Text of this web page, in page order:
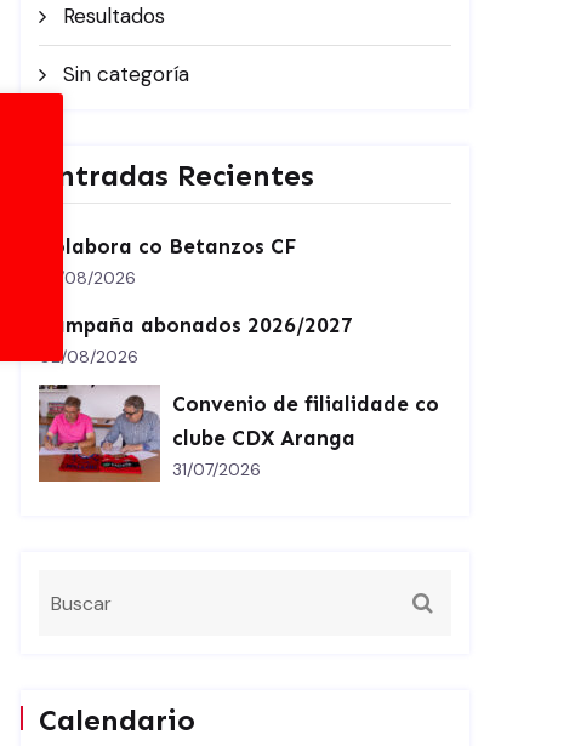
Resultados
Sin categoría
Entradas Recientes
Colabora co Betanzos CF
07/08/2026
Campaña abonados 2026/2027
02/08/2026
Convenio de filialidade co
clube CDX Aranga
31/07/2026
Calendario